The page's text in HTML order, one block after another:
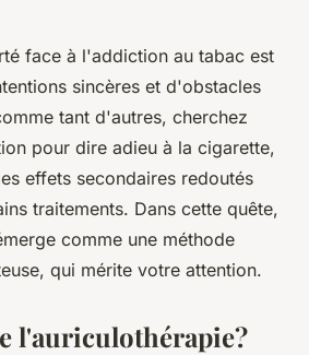
face à l'addiction au tabac est
sincères et d'obstacles
tant d'autres, cherchez
pour dire adieu à la cigarette,
effets secondaires redoutés
traitements. Dans cette quête,
comme une méthode
qui mérite votre attention.
l'auriculothérapie?